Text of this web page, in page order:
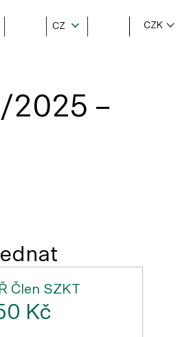
CZ CZK
2025 –
Člen SZKT
Kč